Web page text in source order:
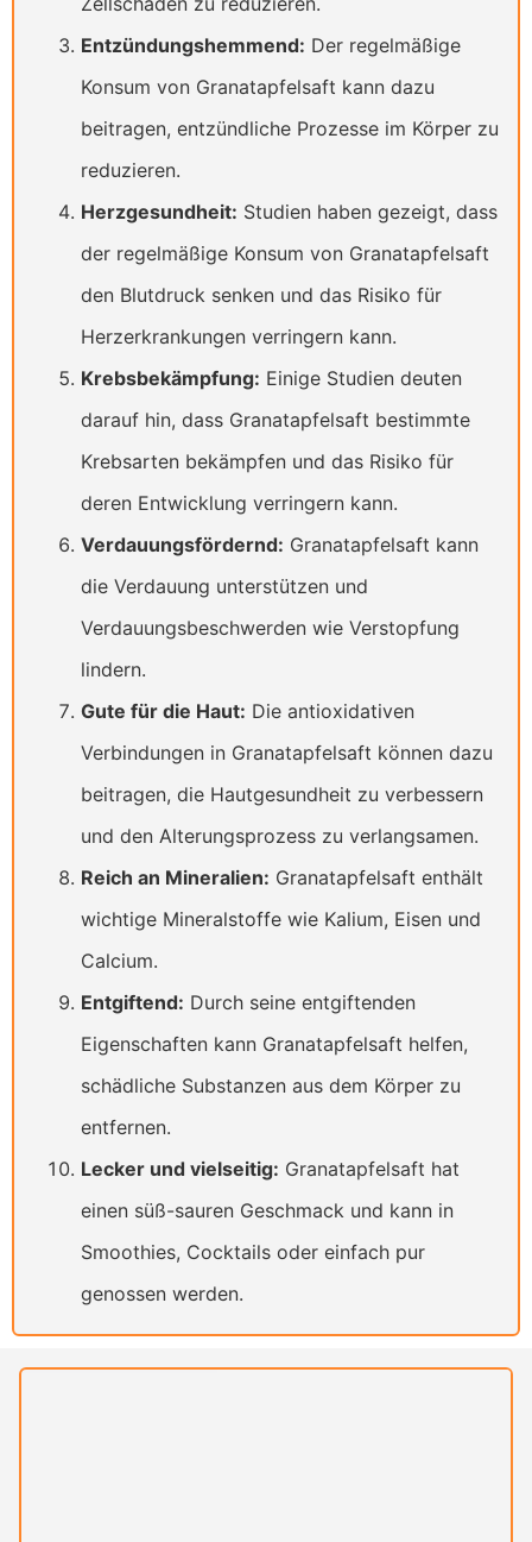
Entzündungshemmend: Der regelmäßige
Konsum von Granatapfelsaft kann dazu
beitragen, entzündliche Prozesse im Körper zu
reduzieren.
Herzgesundheit: Studien haben gezeigt, dass
der regelmäßige Konsum von Granatapfelsaft
den Blutdruck senken und das Risiko für
Herzerkrankungen verringern kann.
Krebsbekämpfung: Einige Studien deuten
darauf hin, dass Granatapfelsaft bestimmte
Krebsarten bekämpfen und das Risiko für
deren Entwicklung verringern kann.
Verdauungsfördernd: Granatapfelsaft kann
die Verdauung unterstützen und
Verdauungsbeschwerden wie Verstopfung
lindern.
Gute für die Haut: Die antioxidativen
Verbindungen in Granatapfelsaft können dazu
beitragen, die Hautgesundheit zu verbessern
und den Alterungsprozess zu verlangsamen.
Reich an Mineralien: Granatapfelsaft enthält
wichtige Mineralstoffe wie Kalium, Eisen und
Calcium.
Entgiftend: Durch seine entgiftenden
Eigenschaften kann Granatapfelsaft helfen,
schädliche Substanzen aus dem Körper zu
entfernen.
Lecker und vielseitig: Granatapfelsaft hat
einen süß-sauren Geschmack und kann in
Smoothies, Cocktails oder einfach pur
genossen werden.